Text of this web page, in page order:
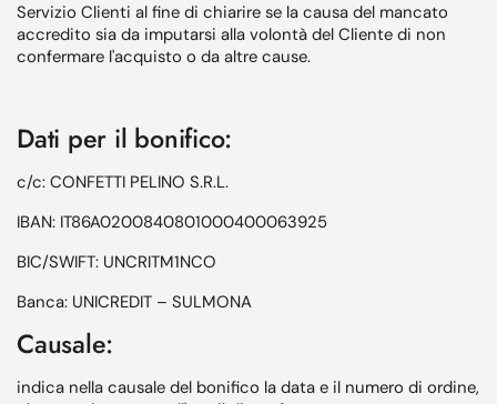
Servizio Clienti al fine di chiarire se la causa del mancato
accredito sia da imputarsi alla volontà del Cliente di non
confermare l'acquisto o da altre cause.
Dati per il bonifico:
c/c: CONFETTI PELINO S.R.L.
IBAN: IT86A0200840801000400063925
BIC/SWIFT: UNCRITM1NCO
Banca: UNICREDIT – SULMONA
Causale:
indica nella causale del bonifico la data e il numero di ordine,